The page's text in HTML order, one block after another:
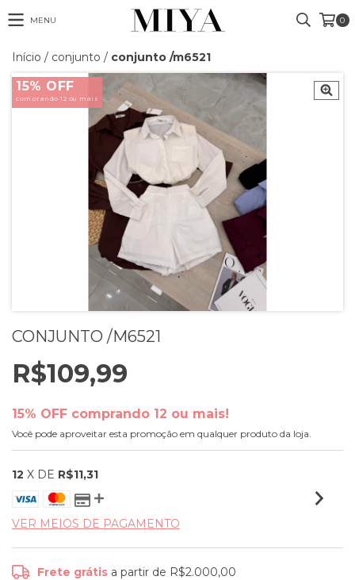
MENU 0
Início / conjunto / conjunto /m6521
15% OFF
comprando 12 ou mais
CONJUNTO /M6521
R$109,99
15% OFF comprando 12 ou mais!
Você pode aproveitar esta promoção em qualquer produto da loja.
12 X DE R$11,31
VER MEIOS DE PAGAMENTO
Frete grátis a partir de R$2.000,00